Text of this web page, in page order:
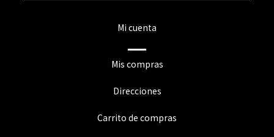
Mi cuenta
Mis compras
Direcciones
Carrito de compras